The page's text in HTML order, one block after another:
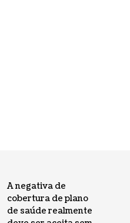
A negativa de
cobertura de plano
de saúde realmente